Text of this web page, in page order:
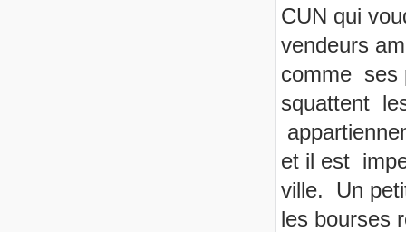
CUN qui
vendeurs
comme ses
squattent
et il est
ville. Un
les bourses